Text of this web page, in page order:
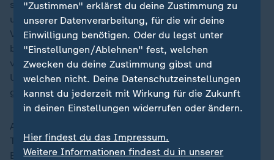
sollte der damals drastische Anstieg der Verbraucher-
und Energiepreise abgefedert werden. Die
Verhandlungen waren von zahlreichen Warnstreiks
begleitet worden. Unter anderem hatten Mitarbeiter
von Stadtverwaltungen, Krankenhäusern,
Universitäten, öffentlichen Bädern und der Müllabfuhr
gestreikt.
Ausgeschlossen sind Warnstreiks auch in der neuen
Tarifrunde nicht. "Die Kolleginnen und Kollegen in den
Betrieben und Einrichtungen sind hoch motiviert, für
"Zustimmen" erklärst du deine Zustimmung zu
unserer Datenverarbeitung, für die wir deine
Einwilligung benötigen. Oder du legst unter
"Einstellungen/Ablehnen" fest, welchen
Zwecken du deine Zustimmung gibst und
welchen nicht. Deine Datenschutzeinstellungen
kannst du jederzeit mit Wirkung für die Zukunft
in deinen Einstellungen widerrufen oder ändern.
Hier findest du das Impressum.
Weitere Informationen findest du in unserer